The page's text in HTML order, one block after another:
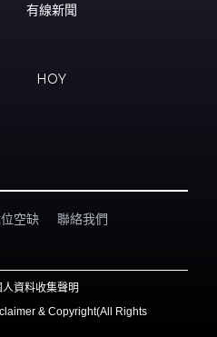
有線新聞
HOY
空缺 聯絡我們
人資料收集聲明
& Copyright(All Rights